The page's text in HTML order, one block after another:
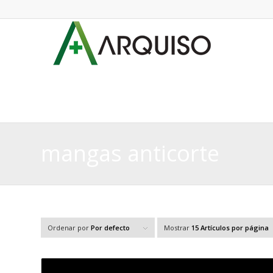
Ordenar por Por defecto Mostrar 15 Artículos por página